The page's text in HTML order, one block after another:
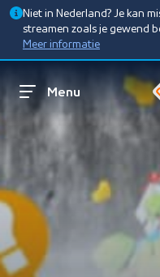
Niet in Nederland? Je kan
streamen zoals je gewend
Meer informatie
Menu